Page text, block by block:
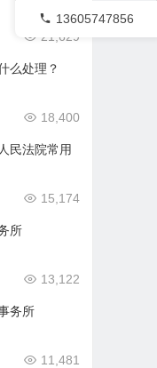
21,629
么处理？
18,400
民法院常用
15,174
所
13,122
务所
11,481
13605747856